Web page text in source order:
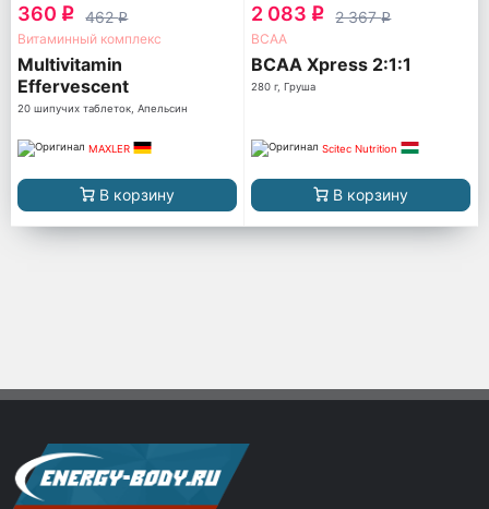
360 q 462q
Витаминный комплекс
Multivitamin
Effervescent
20 шипучих таблеток, Апельсин
MAXLER
В корзину
2 083 q 2 367q
ВСАА
BCAA Xpress 2:1:1
280 г, Груша
Scitec Nutrition
В корзину